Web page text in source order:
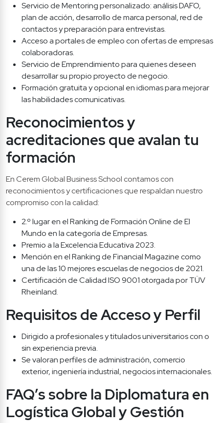
Servicio de Mentoring personalizado: análisis DAFO,
plan de acción, desarrollo de marca personal, red de
contactos y preparación para entrevistas.
Acceso a portales de empleo con ofertas de empresas
colaboradoras.
Servicio de Emprendimiento para quienes deseen
desarrollar su propio proyecto de negocio.
Formación gratuita y opcional en idiomas para mejorar
las habilidades comunicativas.
Reconocimientos y
acreditaciones que avalan tu
formación
En Cerem Global Business School contamos con
reconocimientos y certificaciones que respaldan nuestro
compromiso con la calidad:
2.º lugar en el Ranking de Formación Online de El
Mundo en la categoría de Empresas.
Premio a la Excelencia Educativa 2023.
Mención en el Ranking de Financial Magazine como
una de las 10 mejores escuelas de negocios de 2021.
Certificación de Calidad ISO 9001 otorgada por TÜV
Rheinland.
Requisitos de Acceso y Perfil
Dirigido a profesionales y titulados universitarios con o
sin experiencia previa.
Se valoran perfiles de administración, comercio
exterior, ingeniería industrial, negocios internacionales.
FAQ’s sobre la Diplomatura en
Logística Global y Gestión